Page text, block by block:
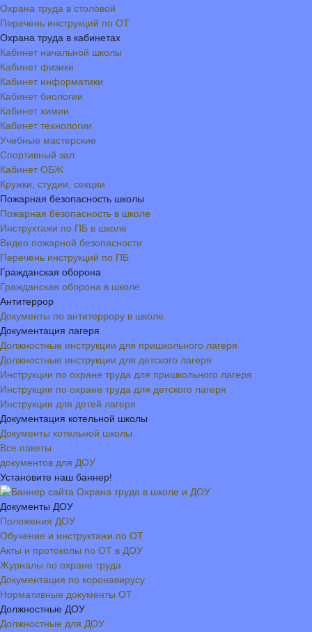
Охрана труда в столовой
Перечень инструкций по ОТ
Охрана труда в кабинетах
Кабинет начальной школы
Кабинет физики
Кабинет информатики
Кабинет биологии
Кабинет химии
Кабинет технологии
Учебные мастерские
Спортивный зал
Кабинет ОБЖ
Кружки, студии, секции
Пожарная безопасность школы
Пожарная безопасность в школе
Инструктажи по ПБ в школе
Видео пожарной безопасности
Перечень инструкций по ПБ
Гражданская оборона
Гражданская оборона в школе
Антитеррор
Документы по антитеррору в школе
Документация лагеря
Должностные инструкции для пришкольного лагеря
Должностные инструкции для детского лагеря
Инструкции по охране труда для пришкольного лагеря
Инструкции по охране труда для детского лагеря
Инструкции для детей лагеря
Документация котельной школы
Документы котельной школы
Все пакеты
документов для ДОУ
Установите наш баннер!
Документы ДОУ
Положения ДОУ
Обучение и инструктажи по ОТ
Акты и протоколы по ОТ в ДОУ
Журналы по охране труда
Документация по коронавирусу
Нормативные документы ОТ
Должностные ДОУ
Должностные для ДОУ